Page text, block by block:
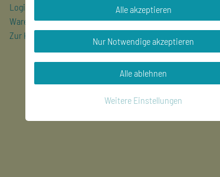
Login/Registrieren
Warenkorb
Zur Kasse
Kontakt
Impressum
Alle akzeptieren
Nur Notwendige akzeptieren
Alle ablehnen
Weitere Einstellungen